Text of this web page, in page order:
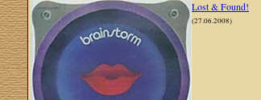
Lost & Found!
(27.06.2008)